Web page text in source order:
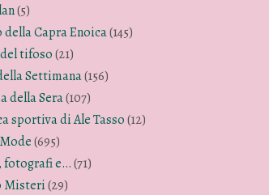
(5)
Capra Enoica(145)
tifoso(21)
Settimana(156)
della Sera(107)
sportiva di Ale Tasso(12)
(695)
fotografi e…(71)
Misteri(29)